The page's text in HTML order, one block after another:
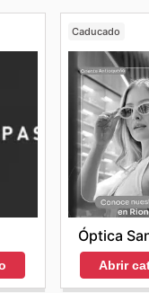
Caducado
Óptica
Abrir